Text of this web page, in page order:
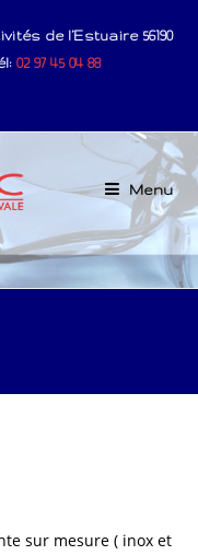
de l’Estuaire 56190
02 97 45 04 88
Menu
sur mesure ( inox et